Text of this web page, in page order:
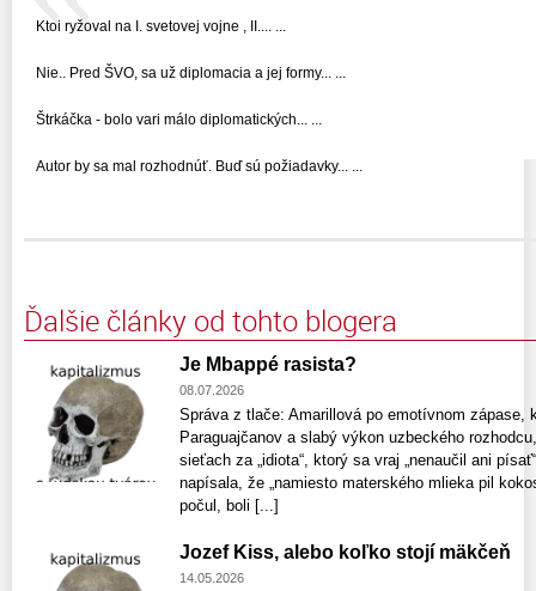
Ktoi ryžoval na I. svetovej vojne , II.... ...
Nie.. Pred ŠVO, sa už diplomacia a jej formy... ...
Štrkáčka - bolo vari málo diplomatických... ...
Autor by sa mal rozhodnúť. Buď sú požiadavky... ...
Ďalšie články od tohto blogera
Je Mbappé rasista?
08.07.2026
Správa z tlače: Amarillová po emotívnom zápase,
Paraguajčanov a slabý výkon uzbeckého
sieťach za „idiota“, ktorý sa vraj „nenaučil ani
napísala, že „namiesto materského mlieka pil
počul, boli [...]
Jozef Kiss, alebo koľko stojí mäkčeň
14.05.2026